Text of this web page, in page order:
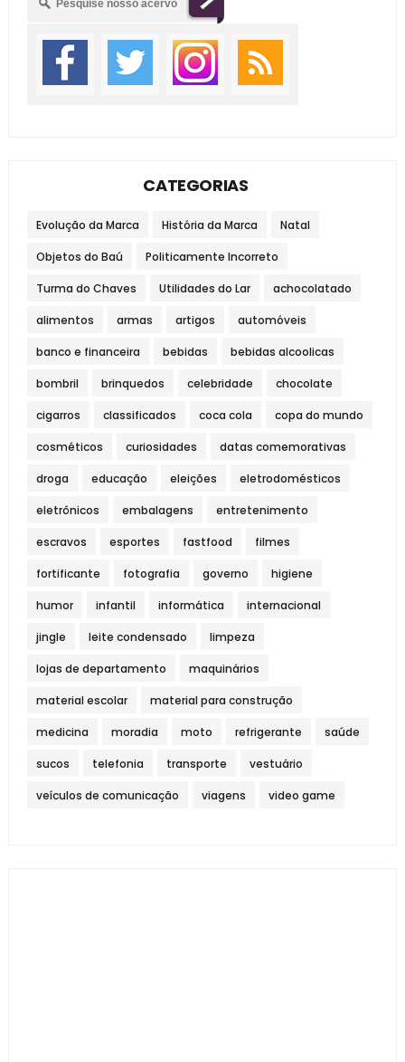
CATEGORIAS
Evolução da Marca História da Marca Natal
Objetos do Baú Politicamente Incorreto
Turma do Chaves Utilidades do Lar achocolatado
alimentos armas artigos automóveis
banco e financeira bebidas bebidas alcoolicas
bombril brinquedos celebridade chocolate
cigarros classificados coca cola copa do mundo
cosméticos curiosidades datas comemorativas
droga educação eleições eletrodomésticos
eletrônicos embalagens entretenimento
escravos esportes fastfood filmes
fortificante fotografia governo higiene
humor infantil informática internacional
jingle leite condensado limpeza
lojas de departamento maquinários
material escolar material para construção
medicina moradia moto refrigerante saúde
sucos telefonia transporte vestuário
veículos de comunicação viagens video game